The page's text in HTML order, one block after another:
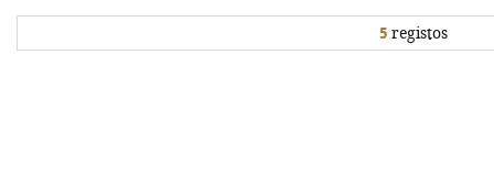
5 registos